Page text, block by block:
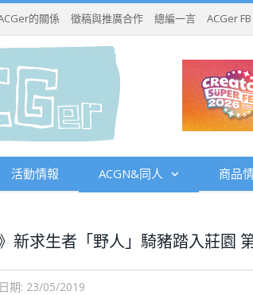
的關係 徵稿與推廣合作 總編一言 ACGer FB
活動情報 ACGN&同人 商品
新求生者「野人」騎豬踏入莊園
日期: 23/05/2019